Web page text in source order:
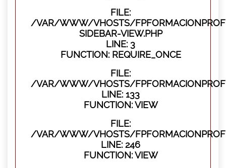
FILE:
/VAR/WWW/VHOSTS/
SIDEBAR-VIEW.PHP
LINE: 3
FUNCTION: REQUIRE_ONCE
FILE:
/VAR/WWW/VHOSTS/
LINE: 133
FUNCTION: VIEW
FILE:
/VAR/WWW/VHOSTS/
LINE: 246
FUNCTION: VIEW